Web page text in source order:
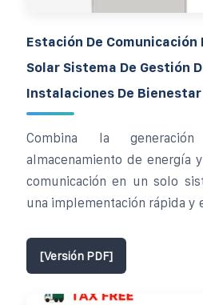
Estación De Comunicación
Solar Sistema De Gestión
Instalaciones De
Combina la
almacenamiento de energía
comunicación en un solo
una implementación rápida y
[Versión PDF]